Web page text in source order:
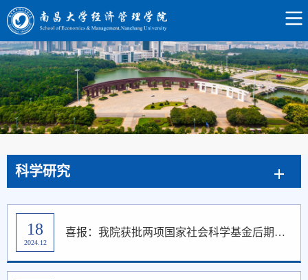
科学研究
18
2024.12
喜报：我院获批两项国家社会科学基金后期资助项目